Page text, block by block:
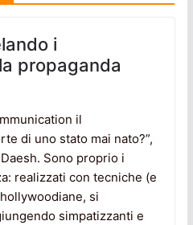
i
propaganda
il
di uno stato mai nato?”,
Sono proprio i
realizzati con tecniche (e
si
simpatizzanti e